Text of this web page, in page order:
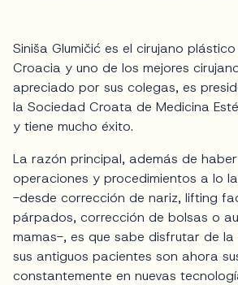
Siniša Glumičić es el cirujano
Croacia y uno de los mejores
apreciado por sus colegas, es
la Sociedad Croata de Medicina
y tiene mucho éxito.
La razón principal, además de
operaciones y procedimientos a lo
-desde corrección de nariz, lifting
párpados, corrección de bolsas o
mamas-, es que sabe disfrutar de la
sus antiguos pacientes son ahora
constantemente en nuevas